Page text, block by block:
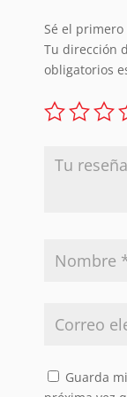
Sé el
Tu dirección
obligatorios
Guarda